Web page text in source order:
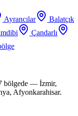
Ayrancılar
Balatçık
Çandarlı
bölgede — İzmir,
Afyonkarahisar.